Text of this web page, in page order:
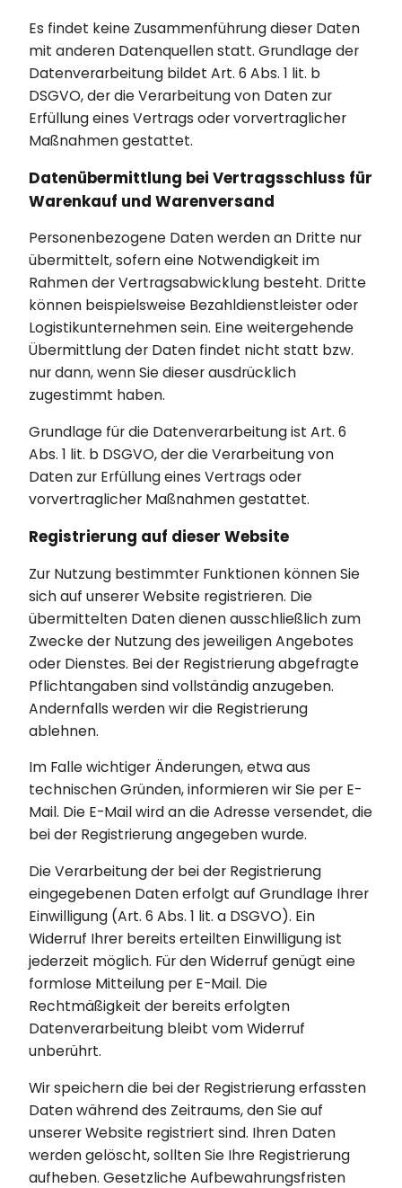
Es findet keine Zusammenführung dieser Daten
mit anderen Datenquellen statt. Grundlage der
Datenverarbeitung bildet Art. 6 Abs. 1 lit. b
DSGVO, der die Verarbeitung von Daten zur
Erfüllung eines Vertrags oder vorvertraglicher
Maßnahmen gestattet.
Datenübermittlung bei Vertragsschluss für
Warenkauf und Warenversand
Personenbezogene Daten werden an Dritte nur
übermittelt, sofern eine Notwendigkeit im
Rahmen der Vertragsabwicklung besteht. Dritte
können beispielsweise Bezahldienstleister oder
Logistikunternehmen sein. Eine weitergehende
Übermittlung der Daten findet nicht statt bzw.
nur dann, wenn Sie dieser ausdrücklich
zugestimmt haben.
Grundlage für die Datenverarbeitung ist Art. 6
Abs. 1 lit. b DSGVO, der die Verarbeitung von
Daten zur Erfüllung eines Vertrags oder
vorvertraglicher Maßnahmen gestattet.
Registrierung auf dieser Website
Zur Nutzung bestimmter Funktionen können Sie
sich auf unserer Website registrieren. Die
übermittelten Daten dienen ausschließlich zum
Zwecke der Nutzung des jeweiligen Angebotes
oder Dienstes. Bei der Registrierung abgefragte
Pflichtangaben sind vollständig anzugeben.
Andernfalls werden wir die Registrierung
ablehnen.
Im Falle wichtiger Änderungen, etwa aus
technischen Gründen, informieren wir Sie per E-
Mail. Die E-Mail wird an die Adresse versendet, die
bei der Registrierung angegeben wurde.
Die Verarbeitung der bei der Registrierung
eingegebenen Daten erfolgt auf Grundlage Ihrer
Einwilligung (Art. 6 Abs. 1 lit. a DSGVO). Ein
Widerruf Ihrer bereits erteilten Einwilligung ist
jederzeit möglich. Für den Widerruf genügt eine
formlose Mitteilung per E-Mail. Die
Rechtmäßigkeit der bereits erfolgten
Datenverarbeitung bleibt vom Widerruf
unberührt.
Wir speichern die bei der Registrierung erfassten
Daten während des Zeitraums, den Sie auf
unserer Website registriert sind. Ihren Daten
werden gelöscht, sollten Sie Ihre Registrierung
aufheben. Gesetzliche Aufbewahrungsfristen